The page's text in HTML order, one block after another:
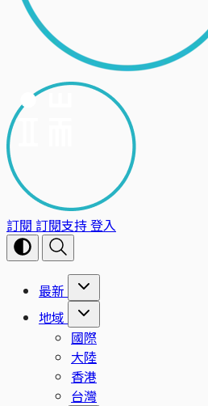
訂閱 訂閱支持登入
最新
地域
國際
大陸
香港
台灣